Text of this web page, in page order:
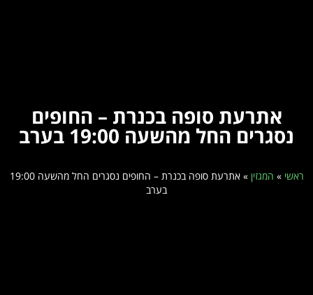
אתרעת סופה בכנרת – החופים
נסגרים החל מהשעה 19:00 בערב
ראשי » המגזין »
אתרעת סופה בכנרת – החופים נסגרים החל מהשעה 19:00
בערב